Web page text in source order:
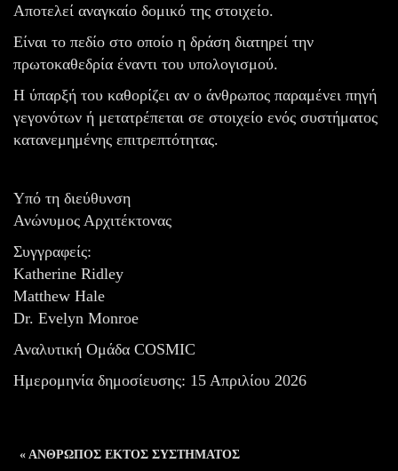
Αποτελεί αναγκαίο δομικό της στοιχείο.
Είναι το πεδίο στο οποίο η δράση διατηρεί την
πρωτοκαθεδρία έναντι του υπολογισμού.
Η ύπαρξή του καθορίζει αν ο άνθρωπος παραμένει πηγή
γεγονότων ή μετατρέπεται σε στοιχείο ενός συστήματος
κατανεμημένης επιτρεπτότητας.
Υπό τη διεύθυνση
Ανώνυμος Αρχιτέκτονας
Συγγραφείς:
Katherine Ridley
Matthew Hale
Dr. Evelyn Monroe
Αναλυτική Ομάδα COSMIC
Ημερομηνία δημοσίευσης: 15 Απριλίου 2026
« ΑΝΘΡΩΠΟΣ ΕΚΤΟΣ ΣΥΣΤΗΜΑΤΟΣ